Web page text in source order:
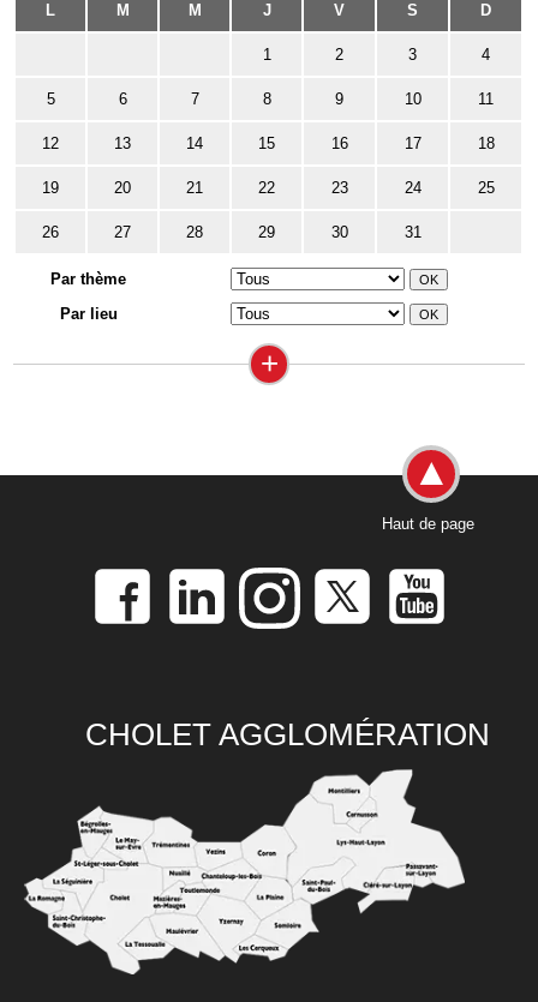
L M M J V S D
1 2 3 4
5 6 7 8 9 10 11
12 13 14 15 16 17 18
19 20 21 22 23 24 25
26 27 28 29 30 31
Par thème
Par lieu
+
Haut de page
CHOLET AGGLOMÉRATION